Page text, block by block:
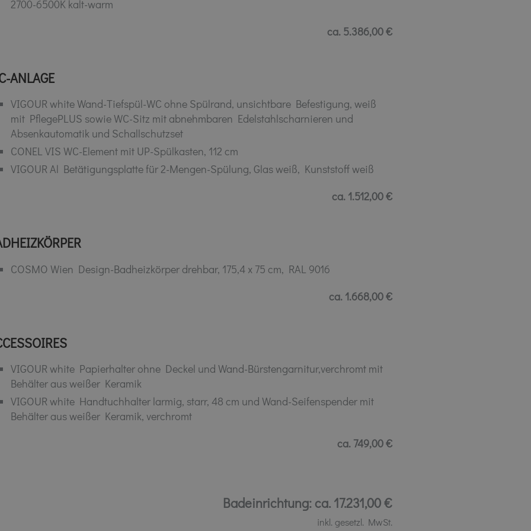
2700-6500K kalt-warm
ca. 5.386,00 €
ANLAGE
VIGOUR white Wand-Tiefspül-WC ohne Spülrand, unsichtbare Befestigung, weiß
mit PflegePLUS sowie WC-Sitz mit abnehmbaren Edelstahlscharnieren und
Absenkautomatik und Schallschutzset
CONEL VIS WC-Element mit UP-Spülkasten, 112 cm
VIGOUR Al Betätigungsplatte für 2-Mengen-Spülung, Glas weiß, Kunststoff weiß
ca. 1.512,00 €
COSMO Wien Design-Badheizkörper drehbar, 175,4 x 75 cm, RAL 9016
ca. 1.668,00 €
VIGOUR white Papierhalter ohne Deckel und Wand-Bürstengarnitur,verchromt mit
Behälter aus weißer Keramik
VIGOUR white Handtuchhalter larmig, starr, 48 cm und Wand-Seifenspender mit
Behälter aus weißer Keramik, verchromt
ca. 749,00 €
Badeinrichtung: ca. 17.231,00 €
inkl. gesetzl. MwSt.